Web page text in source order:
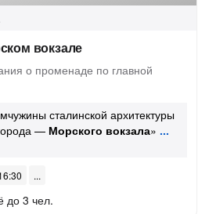
вокзале
о променаде по главной
сталинской архитектуры
— Морского вокзала»
до 3 чел.